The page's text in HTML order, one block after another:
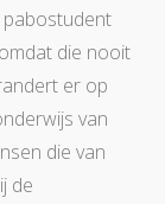
pabostudent
die nooit
er op
van
die van
de